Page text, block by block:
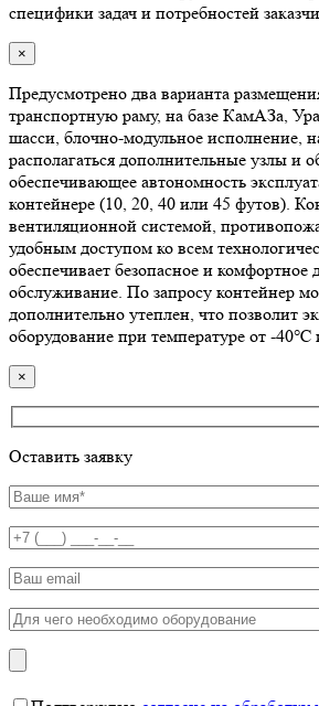
специфики задач и потребностей
×
Предусмотрено два варианта
транспортную раму, на базе КамАЗа,
шасси, блочно-модульное исполнение,
располагаться дополнительные узлы и
обеспечивающее автономность
контейнере (10, 20, 40 или 45 футов).
вентиляционной системой,
удобным доступом ко всем
обеспечивает безопасное и комфортное
обслуживание. По запросу контейнер
дополнительно утеплен, что позволит
оборудование при температуре от -
×
Оставить заявку